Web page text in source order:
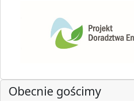
Obecnie gościmy